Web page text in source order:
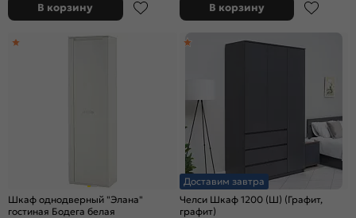
В корзину В корзину
Шкаф однодверный "Элана"
гостиная Бодега белая
Доставим завтра
Челси Шкаф 1200 (Ш) (Графит,
графит)